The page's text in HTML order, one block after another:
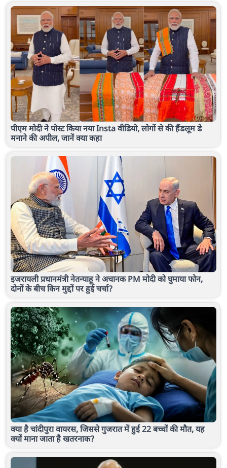
पीएम मोदी ने पोस्ट किया नया Insta वीडियो, लोगों से की हैंडलूम डे
मनाने की अपील, जानें क्या कहा
इजरायली प्रधानमंत्री नेतन्याहू ने अचानक PM मोदी को घुमाया फोन,
दोनों के बीच किन मुद्दों पर हुई चर्चा?
क्या है चांदीपुरा वायरस, जिससे गुजरात में हुई 22 बच्चों की मौत, यह
क्यों माना जाता है खतरनाक?